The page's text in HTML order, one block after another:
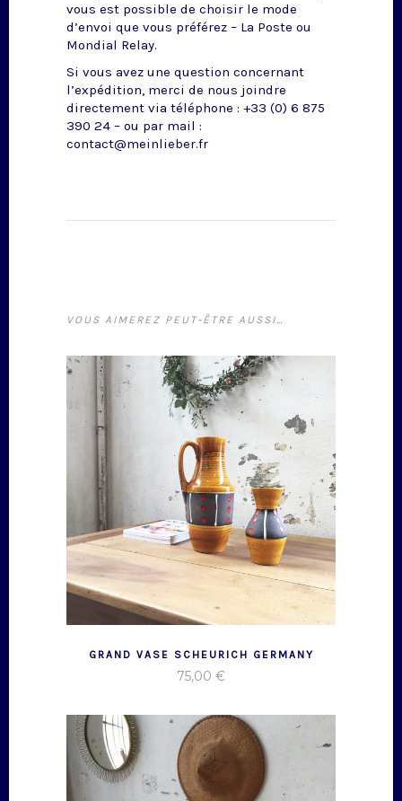
vous est possible de choisir le mode
d’envoi que vous préférez – La Poste ou
Mondial Relay.
Si vous avez une question concernant
l’expédition, merci de nous joindre
directement via téléphone : +33 (0) 6 875
390 24 – ou par mail :
contact@meinlieber.fr
VOUS AIMEREZ PEUT-ÊTRE AUSSI…
GRAND VASE SCHEURICH GERMANY
75,00 €